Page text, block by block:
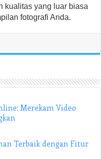
kualitas yang luar biasa
fotografi Anda.
Merekam Video
Terbaik dengan Fitur